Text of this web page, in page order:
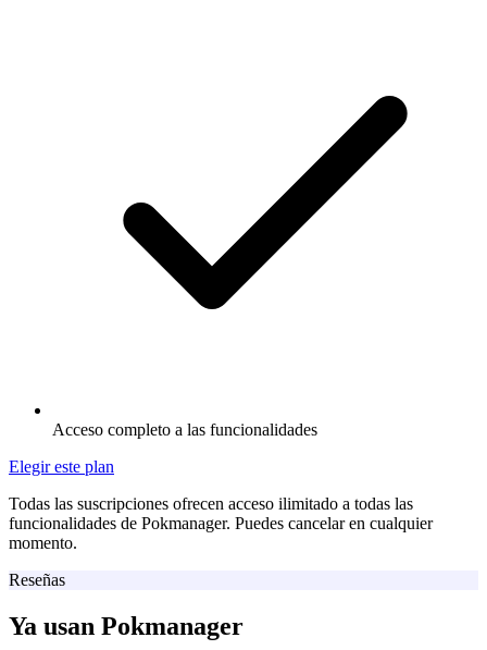
Acceso completo a las funcionalidades
Elegir este plan
Todas las suscripciones ofrecen acceso ilimitado a todas las
funcionalidades de Pokmanager. Puedes cancelar en cualquier
momento.
Reseñas
Ya usan Pokmanager